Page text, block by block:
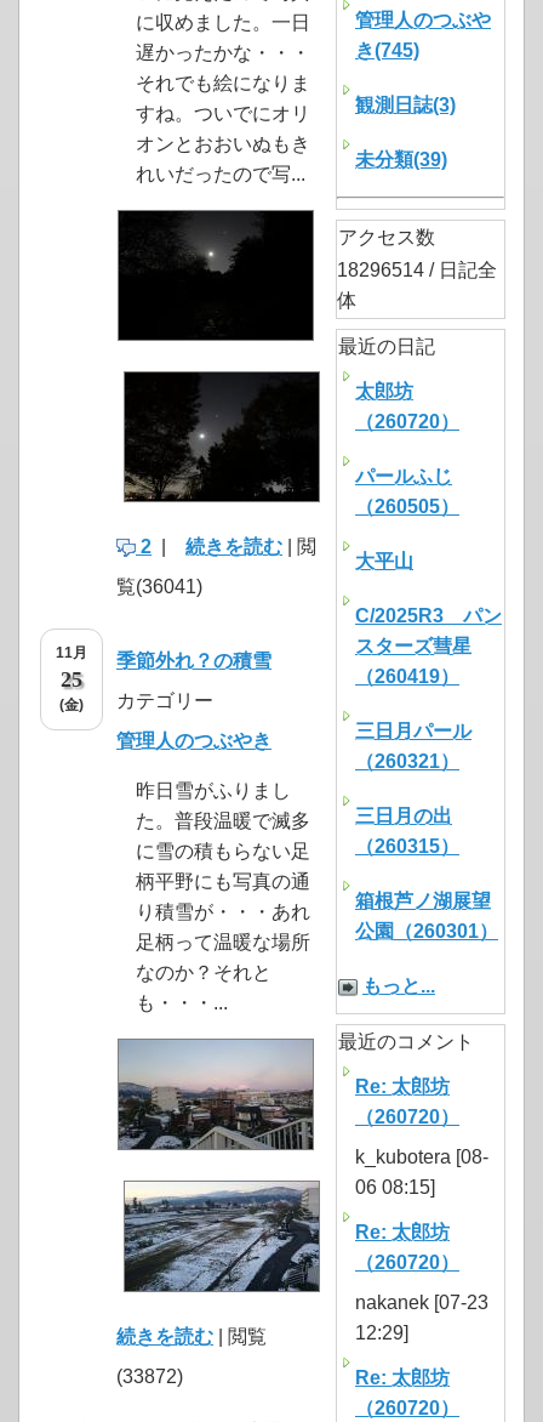
に収めました。一日
遅かったかな・・・
それでも絵になりま
すね。ついでにオリ
オンとおおいぬもき
れいだったので写...
2 続きを読む | 閲
覧(36041)
11月
25
(金)
季節外れ？の積雪
カテゴリー
管理人のつぶやき
昨日雪がふりまし
た。普段温暖で滅多
に雪の積もらない足
柄平野にも写真の通
り積雪が・・・あれ
足柄って温暖な場所
なのか？それと
も・・・...
続きを読む | 閲覧
(33872)
管理人のつぶや
き(745)
観測日誌(3)
未分類(39)
アクセス数
18296514 / 日記全
体
最近の日記
太郎坊
（260720）
パールふじ
（260505）
大平山
C/2025R3 パン
スターズ彗星
（260419）
三日月パール
（260321）
三日月の出
（260315）
箱根芦ノ湖展望
公園（260301）
もっと...
最近のコメント
Re: 太郎坊
（260720）
k_kubotera [08-
06 08:15]
Re: 太郎坊
（260720）
nakanek [07-23
12:29]
Re: 太郎坊
（260720）